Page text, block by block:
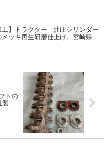
工】トラクター 油圧シリンダー
メッキ再生研磨仕上げ。宮崎県
トの
製